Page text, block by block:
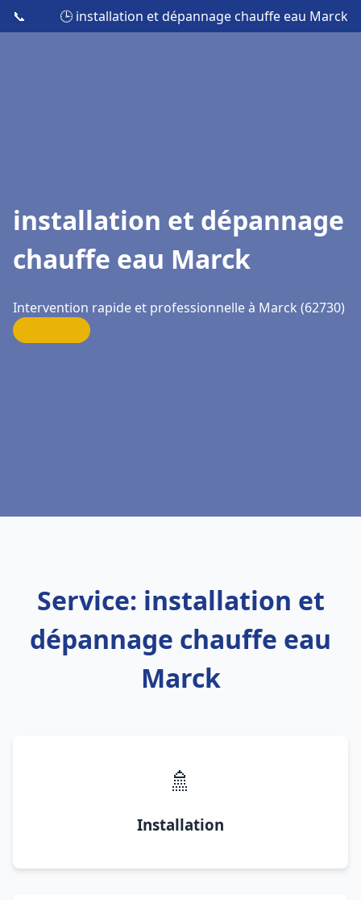
📞 🕒 installation et dépannage chauffe eau Marck
installation et dépannage
chauffe eau Marck
Intervention rapide et professionnelle à Marck (62730)
Service: installation et
dépannage chauffe eau
Marck
🚿
Installation